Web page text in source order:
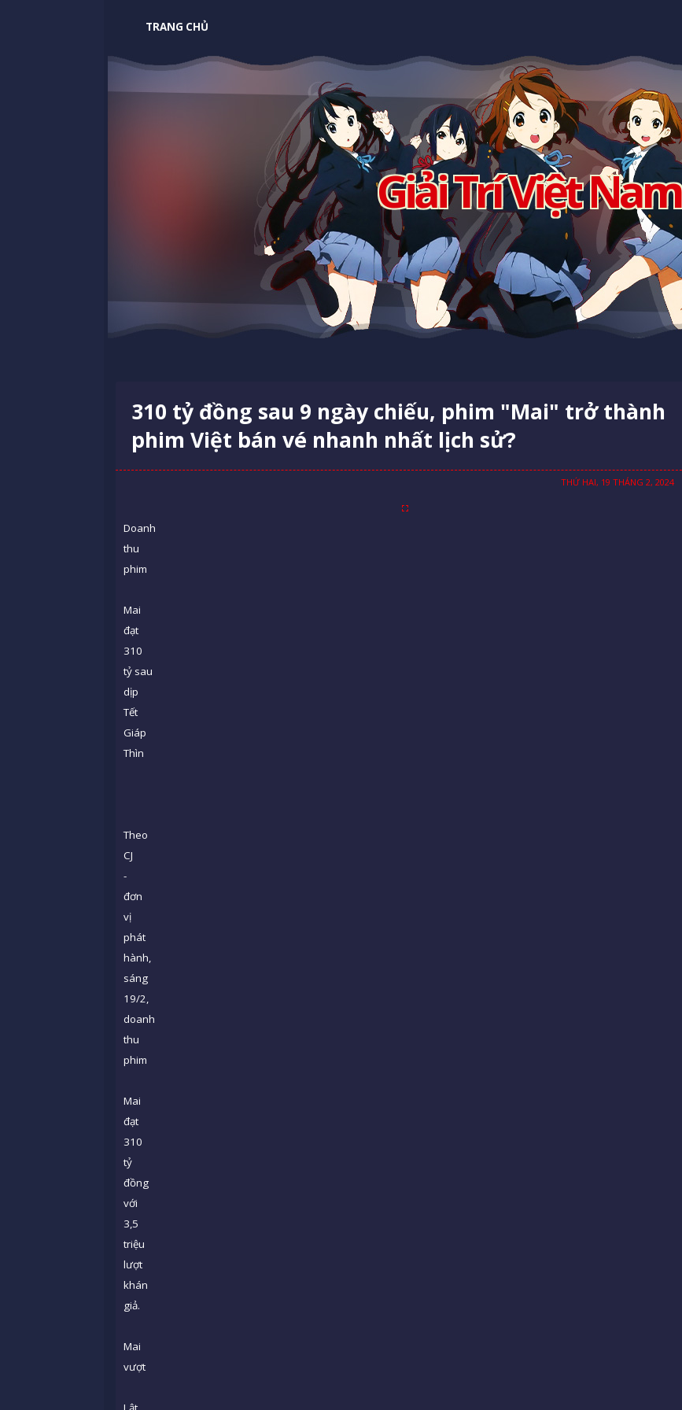
TRANG CHỦ
Giải Trí Việt Nam
310 tỷ đồng sau 9 ngày chiếu, phim "Mai" trở thành
phim Việt bán vé nhanh nhất lịch sử?
THỨ HAI, 19 THÁNG 2, 2024
Doanh
thu
phim
Mai
đạt
310
tỷ sau
dịp
Tết
Giáp
Thìn
Theo
CJ
-
đơn
vị
phát
hành,
sáng
19/2,
doanh
thu
phim
Mai
đạt
310
tỷ
đồng
với
3,5
triệu
lượt
khán
giả.
Mai
vượt